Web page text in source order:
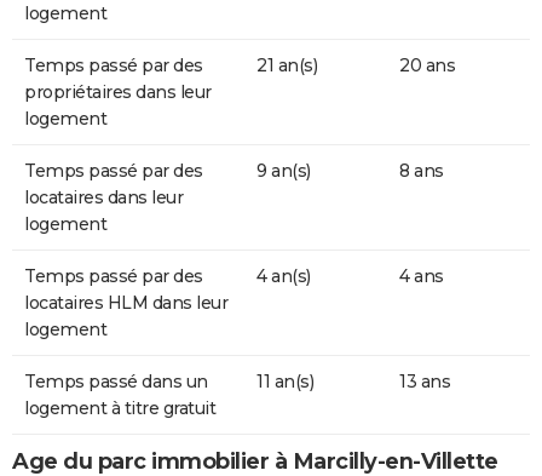
logement
Temps passé par des
propriétaires dans leur
logement
21 an(s) 20 ans
Temps passé par des
locataires dans leur
logement
9 an(s) 8 ans
Temps passé par des
locataires HLM dans leur
logement
4 an(s) 4 ans
Temps passé dans un
logement à titre gratuit
11 an(s) 13 ans
Age du parc immobilier à Marcilly-en-Villette